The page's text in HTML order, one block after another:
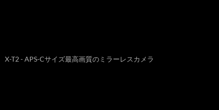
X-T2 - APS-Cサイズ最高画質のミラーレスカメラ